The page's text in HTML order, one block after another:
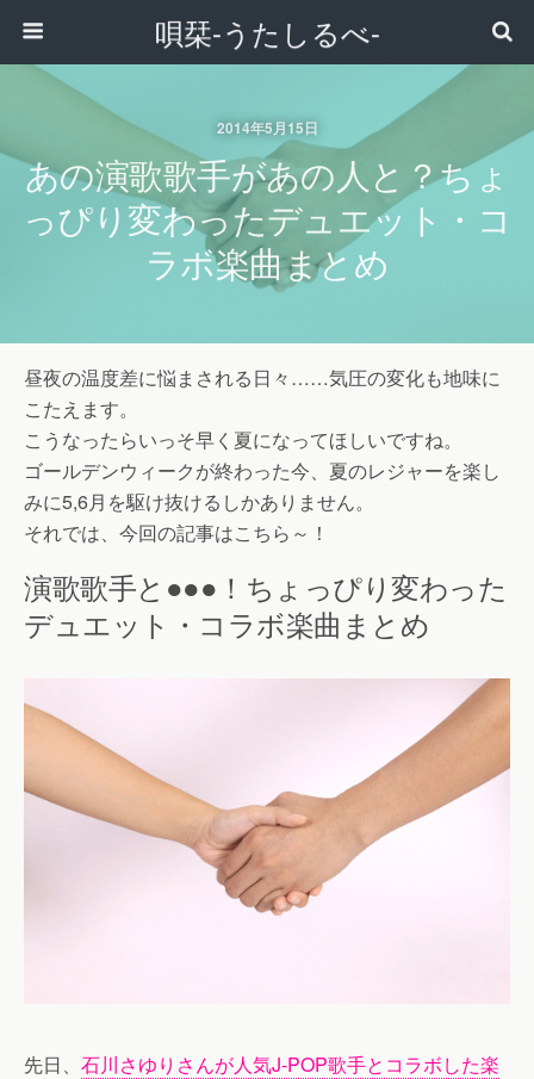
唄栞-うたしるべ-
2014年5月15日
あの演歌歌手があの人と？ちょ
っぴり変わったデュエット・コ
ラボ楽曲まとめ
昼夜の温度差に悩まされる日々……気圧の変化も地味に
こたえます。
こうなったらいっそ早く夏になってほしいですね。
ゴールデンウィークが終わった今、夏のレジャーを楽し
みに5,6月を駆け抜けるしかありません。
それでは、今回の記事はこちら～！
演歌歌手と●●●！ちょっぴり変わった
デュエット・コラボ楽曲まとめ
先日、 石川さゆりさんが人気J-POP歌手とコラボした楽